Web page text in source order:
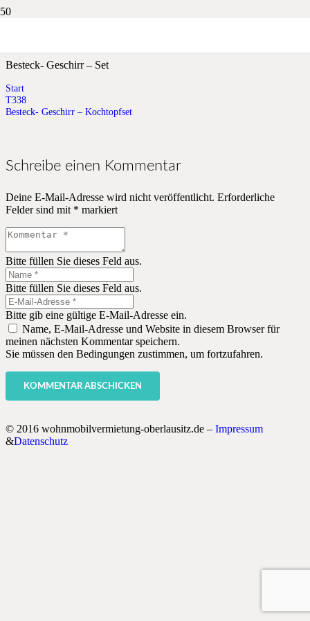
Besteck- Geschirr – Set
Start
T338
Besteck- Geschirr – Kochtopfset
Schreibe einen Kommentar
Deine E-Mail-Adresse wird nicht veröffentlicht. Erforderliche
Felder sind mit * markiert
Bitte füllen Sie dieses Feld aus.
Bitte füllen Sie dieses Feld aus.
Bitte gib eine gültige E-Mail-Adresse ein.
Name, E-Mail-Adresse und Website in diesem Browser für
meinen nächsten Kommentar speichern.
Sie müssen den Bedingungen zustimmen, um fortzufahren.
KOMMENTAR ABSCHICKEN
© 2016 wohnmobilvermietung-oberlausitz.de – Impressum
&Datenschutz